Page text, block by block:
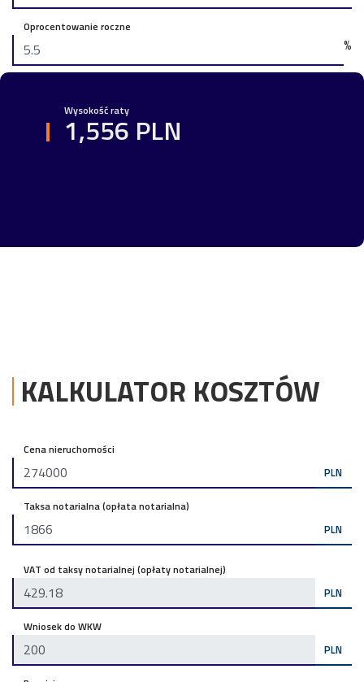
Oprocentowanie roczne
%
Wysokość raty
1,556 PLN
KALKULATOR KOSZTÓW
Cena nieruchomości
PLN
Taksa notarialna (opłata notarialna)
PLN
VAT od taksy notarialnej (opłaty notarialnej)
PLN
Wniosek do WKW
PLN